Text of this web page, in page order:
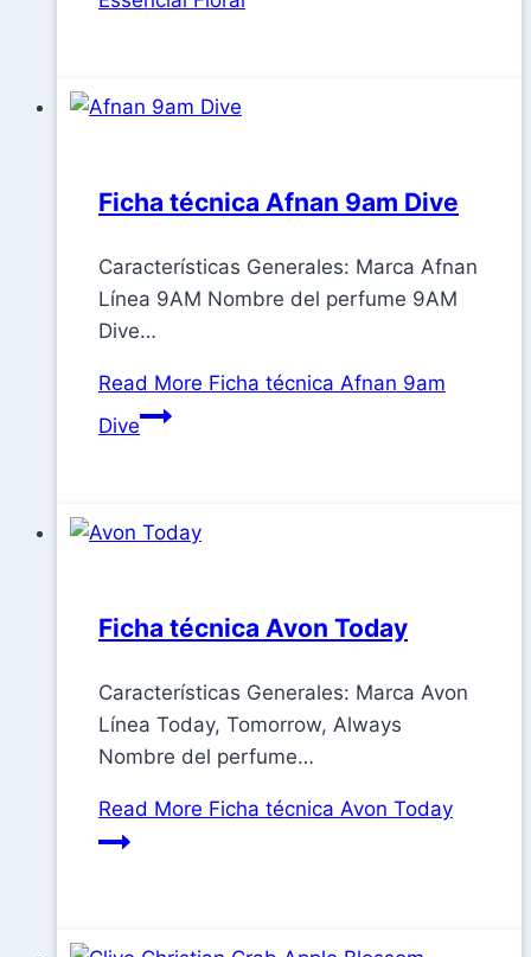
Ficha técnica Afnan 9am Dive
Características Generales: Marca Afnan
Línea 9AM Nombre del perfume 9AM
Dive…
Read More Ficha técnica Afnan 9am
Dive
Ficha técnica Avon Today
Características Generales: Marca Avon
Línea Today, Tomorrow, Always
Nombre del perfume…
Read More Ficha técnica Avon Today